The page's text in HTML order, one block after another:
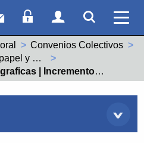
Correo webAcceso Socios
Acceso
Ver
Convenios Colectivos
Comercio de papel y artes graficas (99001105011981)
2018 | Publicado 20/02/2018